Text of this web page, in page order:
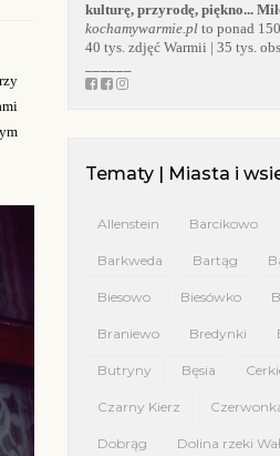
kulturę, przyrodę, piękno...
kochamywarmie.plto ponad
40 tys. zdjęć Warmii | 35 tys.
Tematy | Miasta i
Allenstein Barcikowo
Barkweda Bartąg
Biesowo Biesówko
Braniewo Bredynki
Butryny Bęsia
Czarny Kierz
Dobrąg Dolina rzeki